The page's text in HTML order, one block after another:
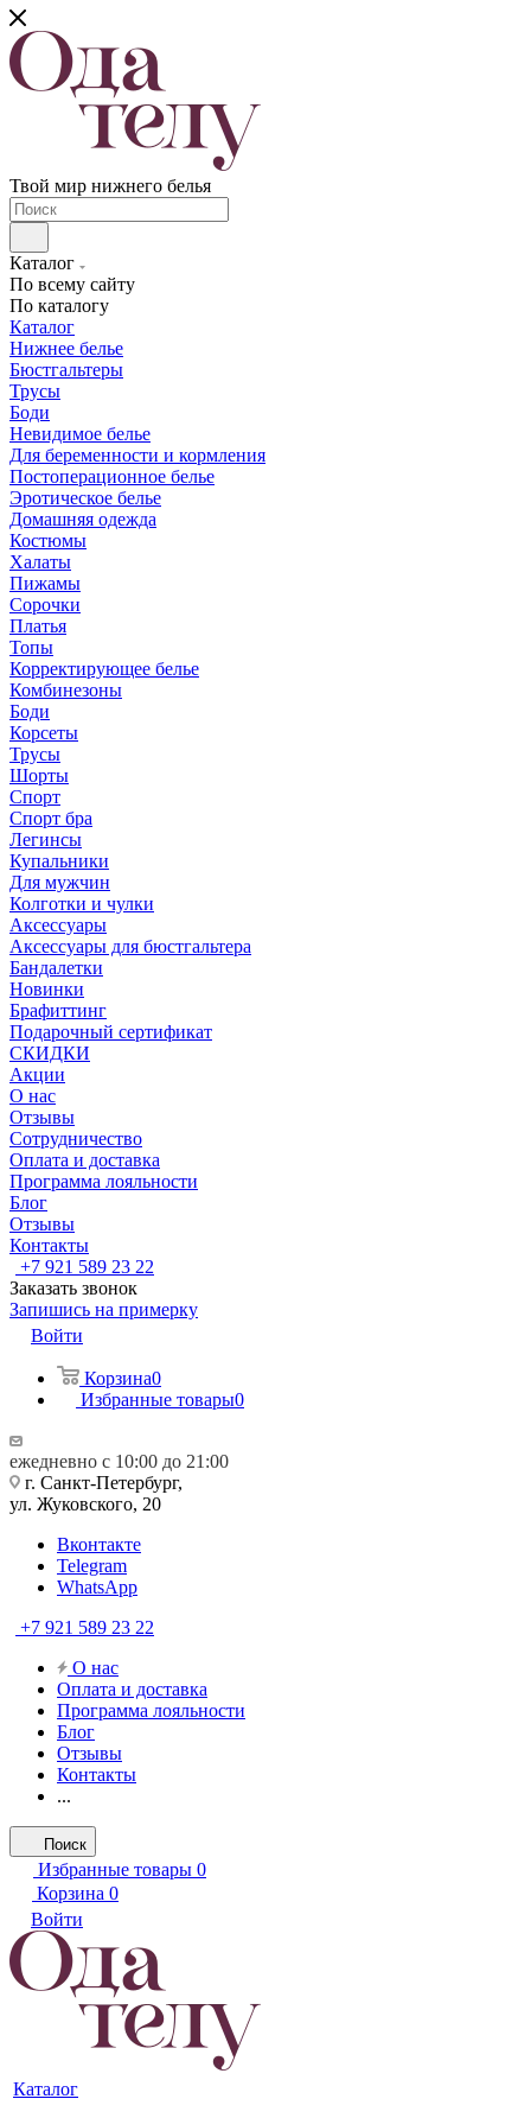
Твой мир нижнего белья
Каталог
По всему сайту
По каталогу
Каталог
Нижнее белье
Бюстгальтеры
Трусы
Боди
Невидимое белье
Для беременности и кормления
Постоперационное белье
Эротическое белье
Домашняя одежда
Костюмы
Халаты
Пижамы
Сорочки
Платья
Топы
Корректирующее белье
Комбинезоны
Боди
Корсеты
Трусы
Шорты
Спорт
Спорт бра
Легинсы
Купальники
Для мужчин
Колготки и чулки
Аксессуары
Аксессуары для бюстгальтера
Бандалетки
Новинки
Брафиттинг
Подарочный сертификат
СКИДКИ
Акции
О нас
Отзывы
Сотрудничество
Оплата и доставка
Программа лояльности
Блог
Отзывы
Контакты
+7 921 589 23 22
Заказать звонок
Запишись на примерку
Войти
Корзина0
Избранные товары0
ежедневно с 10:00 до 21:00
г. Санкт-Петербург,
ул. Жуковского, 20
Вконтакте
Telegram
WhatsApp
+7 921 589 23 22
О нас
Оплата и доставка
Программа лояльности
Блог
Отзывы
Контакты
...
Поиск
Избранные товары 0
Корзина 0
Войти
Каталог